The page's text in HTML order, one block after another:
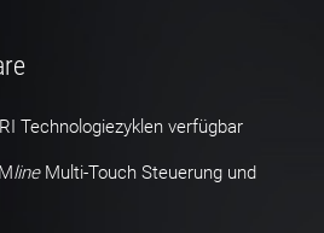
Technologiezyklen verfügbar
lineMulti-Touch Steuerung und